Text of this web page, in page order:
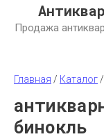
Продажа
Главная / Каталог /
бинокль